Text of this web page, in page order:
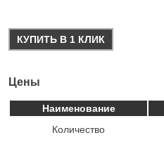
КУПИТЬ В 1 КЛИК
Цены
Наименование
Количество